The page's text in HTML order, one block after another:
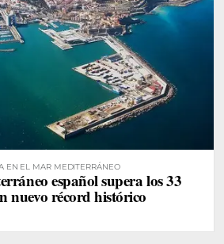
EN EL MAR MEDITERRÁNEO
español supera los 33
nuevo récord histórico